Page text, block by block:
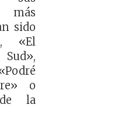
más
sido
«El
o
la